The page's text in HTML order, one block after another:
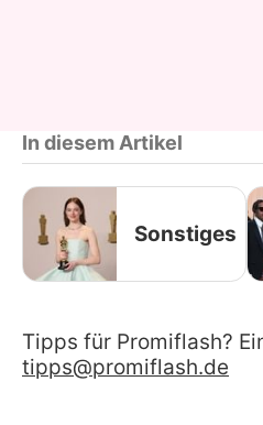
In diesem Artikel
Sonstiges
Tipps für Promiflash?
tipps@promiflash.de